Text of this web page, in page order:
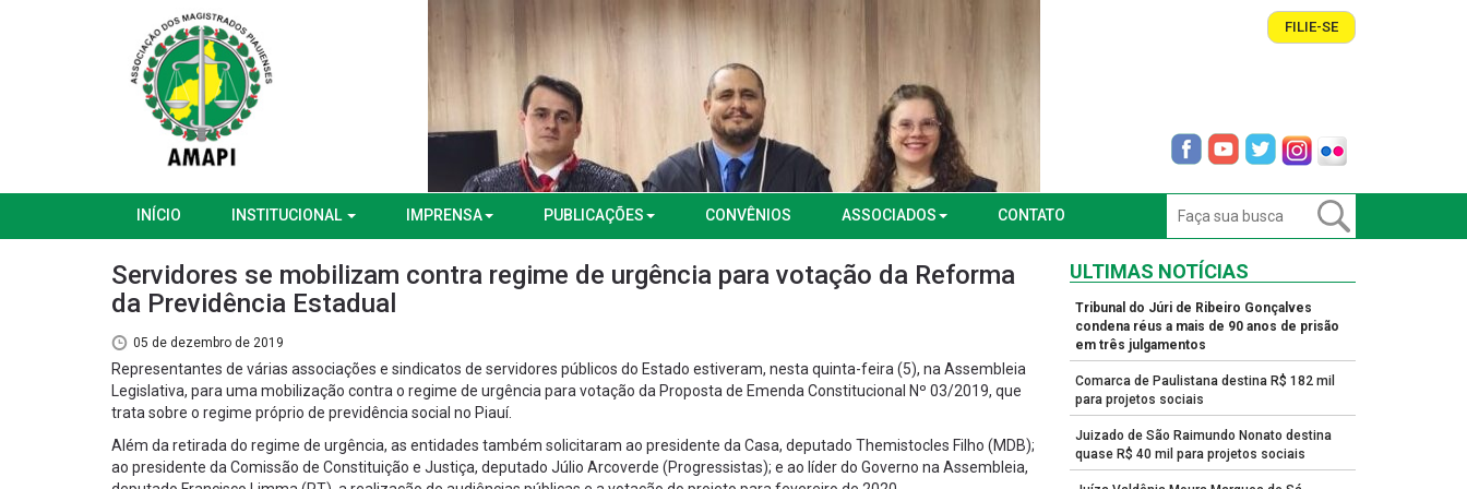
FILIE-SE
INÍCIO INSTITUCIONAL IMPRENSA PUBLICAÇÕES CONVÊNIOS ASSOCIADOS CONTATO
Servidores se mobilizam contra regime de urgência para votação da Reforma
da Previdência Estadual
05 de dezembro de 2019
Representantes de várias associações e sindicatos de servidores públicos do Estado estiveram, nesta quinta-feira (5), na Assembleia
Legislativa, para uma mobilização contra o regime de urgência para votação da Proposta de Emenda Constitucional Nº 03/2019, que
trata sobre o regime próprio de previdência social no Piauí.
Além da retirada do regime de urgência, as entidades também solicitaram ao presidente da Casa, deputado Themistocles Filho (MDB);
ao presidente da Comissão de Constituição e Justiça, deputado Júlio Arcoverde (Progressistas); e ao líder do Governo na Assembleia,
ULTIMAS NOTÍCIAS
Tribunal do Júri de Ribeiro Gonçalves
condena réus a mais de 90 anos de prisão
em três julgamentos
Comarca de Paulistana destina R$ 182 mil
para projetos sociais
Juizado de São Raimundo Nonato destina
quase R$ 40 mil para projetos sociais